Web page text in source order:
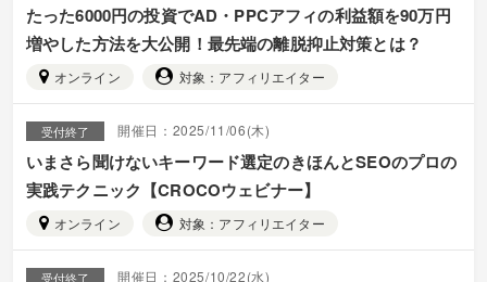
たった6000円の投資でAD・PPCアフィの利益額を90万円
増やした方法を大公開！最先端の離脱抑止対策とは？
オンライン 対象：アフィリエイター
受付終了 開催日：2025/11/06(木)
いまさら聞けないキーワード選定のきほんとSEOのプロの
実践テクニック【CROCOウェビナー】
オンライン 対象：アフィリエイター
受付終了 開催日：2025/10/22(水)